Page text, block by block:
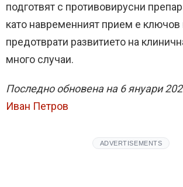
подготвят с противовирусни
като навременният прием е
предотврати развитието на
много случаи.
Последно обновена на 6 януари
Иван Петров
ADVERTISEMENTS